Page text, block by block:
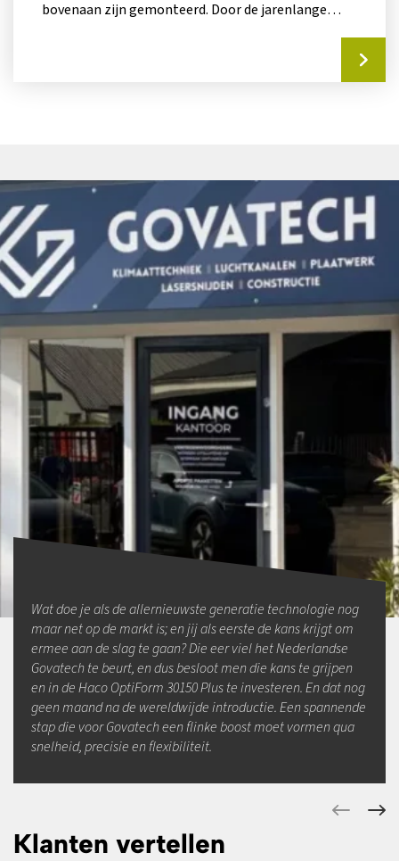
bovenaan zijn gemonteerd. Door de jarenlange
Klanten vertellen
Wat doe je als de allernieuwste generatie technologie nog
maar net op de markt is; en jij als eerste de kans krijgt om
ermee aan de slag te gaan? Die eer viel het Nederlandse
Govatech te beurt, en dus besloot men die kans te grijpen
en in de Haco OptiForm 30150 Plus te investeren. En dat nog
geen maand na de wereldwijde introductie. Een spannende
stap die voor Govatech een flinke boost moet vormen qua
snelheid, precisie en flexibiliteit.